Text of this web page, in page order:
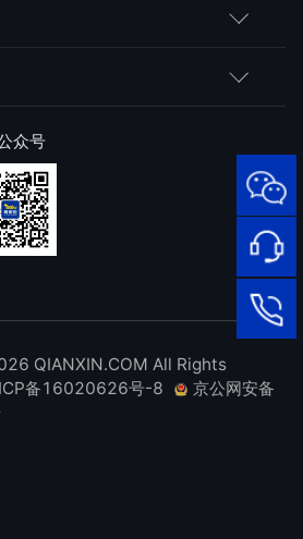
断被刷新的网
络安全的新常
据驱动的安全
全从 0 开始
景
始的最佳实践
漏洞的“一体
95015
网络安
全服务
热线
在线客
众号
QIANXIN.COM All Rights
备16020626号-8
京公网安备